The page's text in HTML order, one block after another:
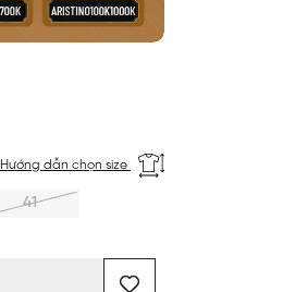
Hướng dẫn chọn size
41